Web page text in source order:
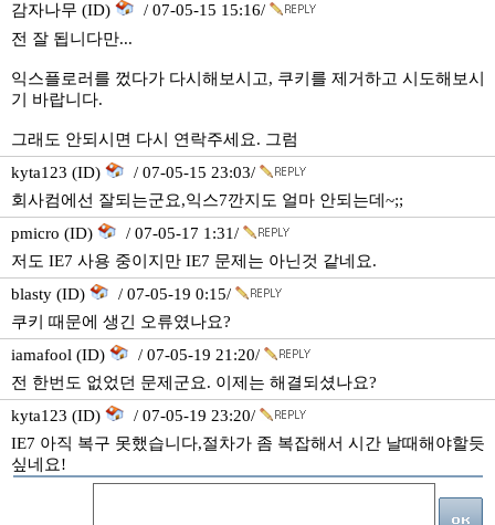
감자나무 (ID)
/ 07-05-15 15:16/
전 잘 됩니다만...
익스플로러를 껐다가 다시해보시고, 쿠키를 제거하고 시도해보시
기 바랍니다.
그래도 안되시면 다시 연락주세요. 그럼
kyta123 (ID)
/ 07-05-15 23:03/
회사컴에선 잘되는군요,익스7깐지도 얼마 안되는데~;;
pmicro (ID)
/ 07-05-17 1:31/
저도 IE7 사용 중이지만 IE7 문제는 아닌것 같네요.
blasty (ID)
/ 07-05-19 0:15/
쿠키 때문에 생긴 오류였나요?
iamafool (ID)
/ 07-05-19 21:20/
전 한번도 없었던 문제군요. 이제는 해결되셨나요?
kyta123 (ID)
/ 07-05-19 23:20/
IE7 아직 복구 못했습니다,절차가 좀 복잡해서 시간 날때해야할듯
싶네요!